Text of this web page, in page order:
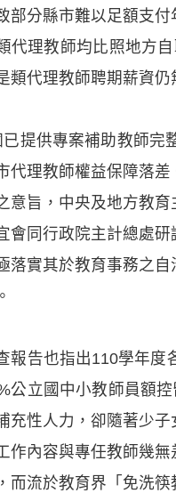
部分縣市難以足額支
代理教師均比照地方
類代理教師聘期薪資仍
已提供專案補助教師完
代理教師權益保障落
意旨，中央及地方教
會同行政院主計總處
落實其於教育事務之
報告也指出110學年度
公立國中小教師員額
充性人力，卻隨著少
作內容與專任教師幾
而流於教育界「免洗